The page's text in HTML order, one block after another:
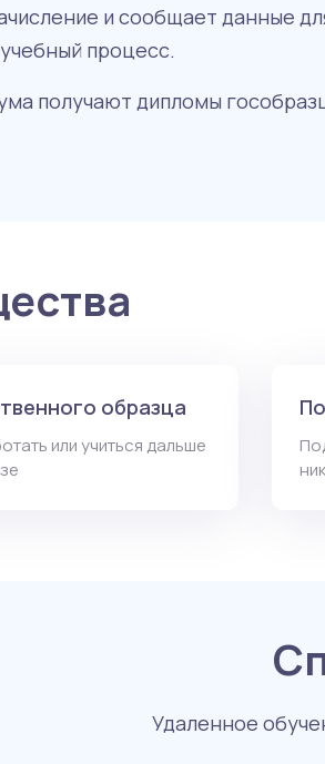
и сообщает данные
процесс.
получают дипломы
образца
или учиться дальше
Удаленное